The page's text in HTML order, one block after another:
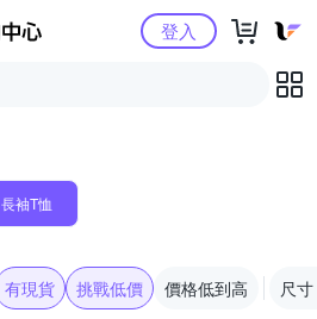
Yahoo購物中心登入
長袖T恤
有現貨 挑戰低價 價格低到高 尺寸